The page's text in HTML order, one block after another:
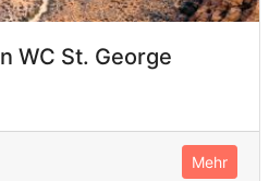
WC St. George
Mehr